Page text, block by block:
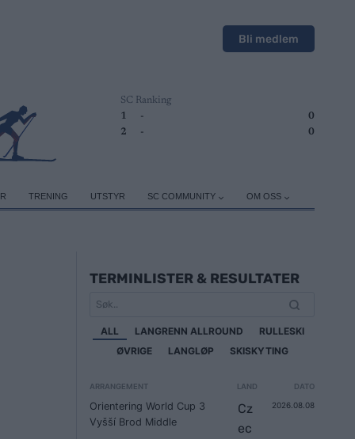
Bli medlem
SC Ranking
1
-
0
2
- 0
TRENING UTSTYR SC COMMUNITY OM OSS
TERMINLISTER & RESULTATER
ALL LANGRENN ALLROUND
RULLESKI
ØVRIGE
LANGLØP SKISKYTING
ARRANGEMENT LAND DATO
Orientering World Cup 3
Vyšší Brod Middle
Cz
ec
2026.08.08